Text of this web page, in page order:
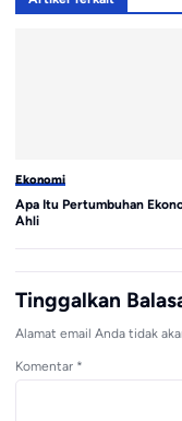
Ekonomi
Apa Itu Pertumbuhan
Ahli
Tinggalkan
Alamat email Anda tidak
Komentar *